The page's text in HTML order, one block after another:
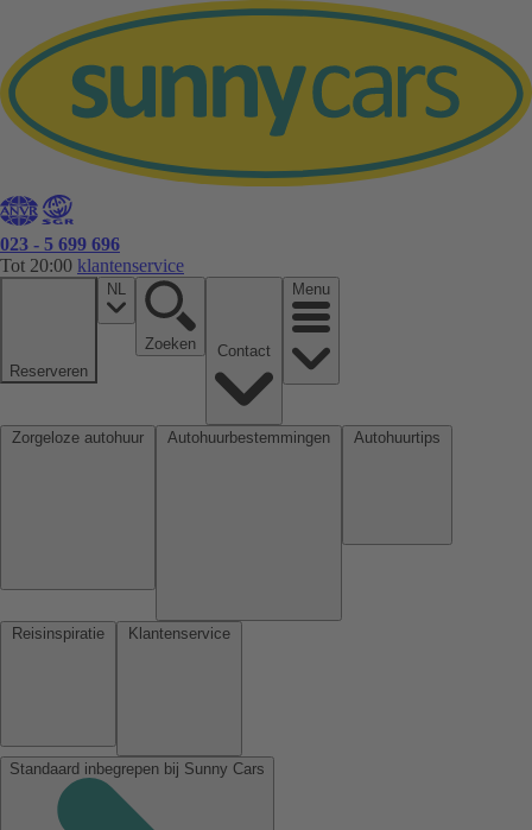
023 - 5 699 696
Tot 20:00 klantenservice
Reserveren
NL
Zoeken
Menu
Standaard inbegrepen bij Sunny Cars